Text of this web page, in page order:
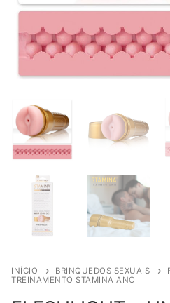
INÍCIO BRINQUEDOS SEXUAIS
TREINAMENTO STAMINA ANO